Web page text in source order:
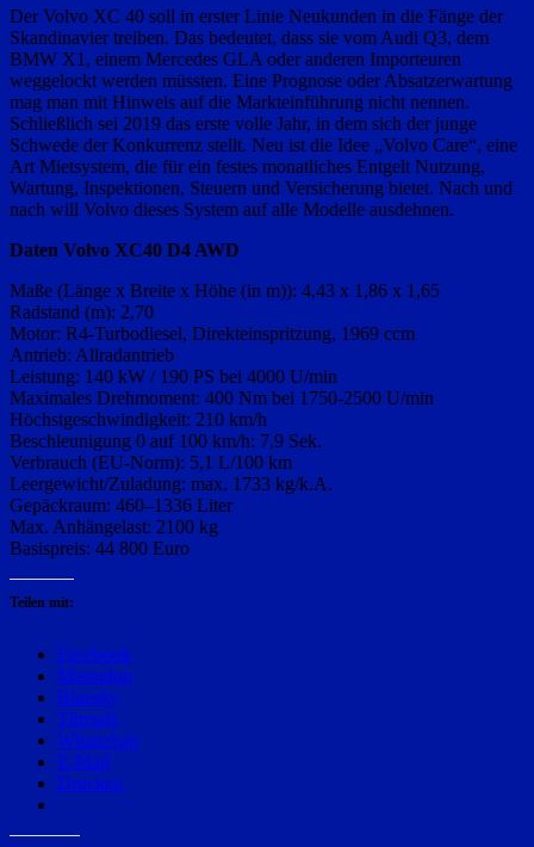
Der Volvo XC 40 soll in erster Linie Neukunden in die Fänge der
Skandinavier treiben. Das bedeutet, dass sie vom Audi Q3, dem
BMW X1, einem Mercedes GLA oder anderen Importeuren
weggelockt werden müssten. Eine Prognose oder Absatzerwartung
mag man mit Hinweis auf die Markteinführung nicht nennen.
Schließlich sei 2019 das erste volle Jahr, in dem sich der junge
Schwede der Konkurrenz stellt. Neu ist die Idee „Volvo Care“, eine
Art Mietsystem, die für ein festes monatliches Entgelt Nutzung,
Wartung, Inspektionen, Steuern und Versicherung bietet. Nach und
nach will Volvo dieses System auf alle Modelle ausdehnen.
Daten Volvo XC40 D4 AWD
Maße (Länge x Breite x Höhe (in m)): 4,43 x 1,86 x 1,65
Radstand (m): 2,70
Motor: R4-Turbodiesel, Direkteinspritzung, 1969 ccm
Antrieb: Allradantrieb
Leistung: 140 kW / 190 PS bei 4000 U/min
Maximales Drehmoment: 400 Nm bei 1750-2500 U/min
Höchstgeschwindigkeit: 210 km/h
Beschleunigung 0 auf 100 km/h: 7,9 Sek.
Verbrauch (EU-Norm): 5,1 L/100 km
Leergewicht/Zuladung: max. 1733 kg/k.A.
Gepäckraum: 460–1336 Liter
Max. Anhängelast: 2100 kg
Basispreis: 44 800 Euro
Teilen mit:
Facebook
Mastodon
Bluesky
Threads
WhatsApp
E-Mail
Drucken